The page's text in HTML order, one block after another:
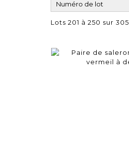
Lots 201 à 250 sur 305